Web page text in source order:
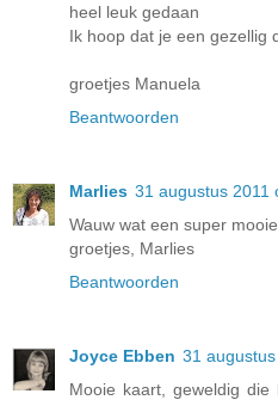
heel leuk gedaan
Ik hoop dat je een gezellig
groetjes Manuela
Beantwoorden
Marlies 31 augustus 2011
Wauw wat een super
groetjes, Marlies
Beantwoorden
Joyce Ebben 31
Mooie kaart, geweldig